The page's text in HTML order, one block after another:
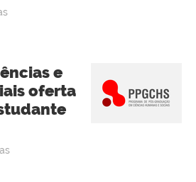
e
oferta